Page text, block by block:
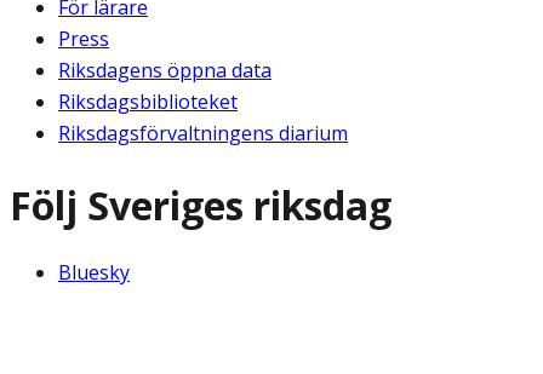
För lärare
Press
Riksdagens öppna data
Riksdagsbiblioteket
Riksdagsförvaltningens diarium
Följ Sveriges riksdag
Bluesky